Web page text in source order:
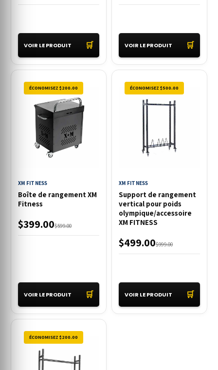
VOIR LE PRODUIT 🛒 VOIR LE PRODUIT 🛒
ÉCONOMISEZ $200.00
XM FITNESS
Boîte de rangement XM
Fitness
$599.00
$399.00
VOIR LE PRODUIT 🛒
ÉCONOMISEZ $500.00
XM FITNESS
Support de rangement
vertical pour poids
olympique/accessoire
XM FITNESS
$999.00
$499.00
VOIR LE PRODUIT 🛒
ÉCONOMISEZ $200.00